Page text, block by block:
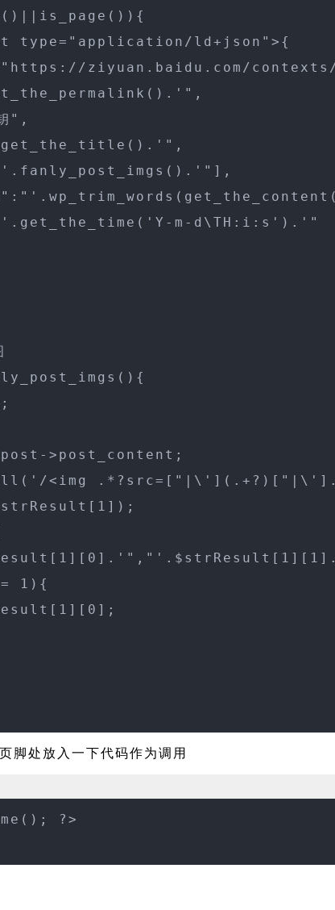
type="application/ld+json">{
ziyuan.baidu.com/
",
m-d\TH:i:s').'"
>post_content;
<img
1){
脚处放入一下代码作为调用
?>